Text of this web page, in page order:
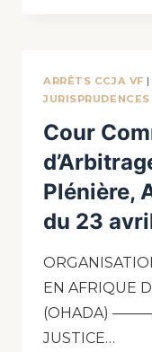
ARRÊTS CCJA VF
Cour
Plénière,
du 23
EN AFRIQUE
(OHADA)
JUSTICE…